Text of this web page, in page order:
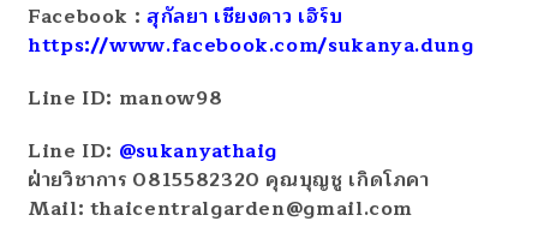
Facebook :สุกัลยา เชียงดาว เฮิร์บ
https://www.facebook.com/sukanya.dung
Line ID: manow98
Line ID: @sukanyathaig
ฝ่ายวิชาการ 0815582320 คุณบุญชู เกิดโภคา
Mail: thaicentralgarden@gmail.com